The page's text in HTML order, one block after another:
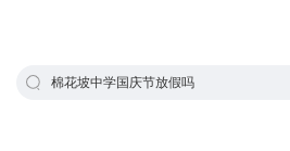
棉花坡中学国庆节放假吗